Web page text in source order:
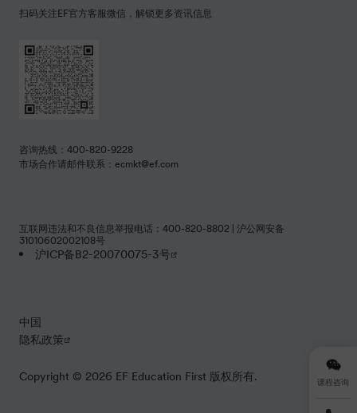
扫码关注EF官方客服微信，解锁更多资讯信息
咨询热线：400-820-9228
市场合作请邮件联系：ecmkt@ef.com
互联网违法和不良信息举报电话：400-820-8802 | 沪公网安备
31010602002108号
沪ICP备B2-20070075-3号
中国
隐私政策
Copyright © 2026 EF Education First 版权所有. 课程咨询